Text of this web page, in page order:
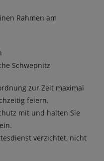
Rahmen am
Schwepnitz
zur Zeit maximal
feiern.
mit und halten Sie
verzichtet, nicht